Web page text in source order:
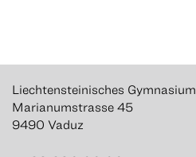
Liechtensteinisches Gymnasium
Marianumstrasse 45
9490 Vaduz